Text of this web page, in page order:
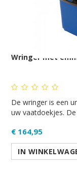
Wringer met
De wringer is een
uw vaatdoekjes.
€ 164,95
IN